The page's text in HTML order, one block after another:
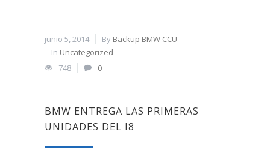
junio 5, 2014 By Backup BMW CCU
In Uncategorized
748
0
BMW ENTREGA LAS PRIMERAS
UNIDADES DEL I8